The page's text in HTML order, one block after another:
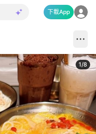
下載App
1/8